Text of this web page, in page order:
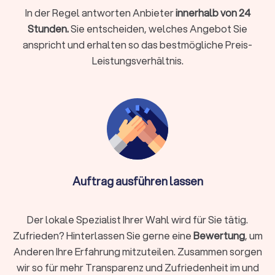
Personenströme, Konfliktmanagement für Konzerte,
Messen oder Firmenfeiern. Wichtig sind klare
Kommunikationswege mit Veranstalter, Technik und
ggf. Behörden.
Baustellenbewachung:Zugangskontrollen,
Übergaben zwischen Gewerken.
Vorbeugende Sicherung, etwa nach
Heißarbeiten, und definierte Interventionsschritte.
Klären Sie, wie Alarmketten und Freimessungen
eingebunden werden.
Personen mit abgestimmten Routen und Lagechecks.
Empfangs- und Pförtnerdienste:Zutrittskontrolle,
Besucherlenkung und Ausweiserstellung.
Professionelles Auftreten am Frontdesk reduziert
Wartezeiten und Zwischenfälle.
Alarmaufschaltung:Überwachung mit definierter
In der Regel antworten Anbieterinnerhalb von 24
Stunden.Sie entscheiden, welches Angebot Sie
anspricht und erhalten so das bestmögliche Preis-
Leistungsverhältnis.
Auftrag ausführen lassen
Der lokale Spezialist Ihrer Wahl wird für Sie tätig.
Zufrieden? Hinterlassen Sie gerne eineBewertung, um
Anderen Ihre Erfahrung mitzuteilen. Zusammen sorgen
wir so für mehr Transparenz und Zufriedenheit im und